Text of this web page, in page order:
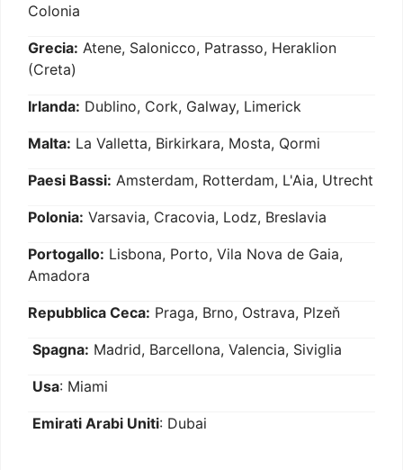
Colonia
Grecia: Atene, Salonicco, Patrasso, Heraklion
(Creta)
Irlanda: Dublino, Cork, Galway, Limerick
Malta: La Valletta, Birkirkara, Mosta, Qormi
Paesi Bassi: Amsterdam, Rotterdam, L'Aia, Utrecht
Polonia: Varsavia, Cracovia, Lodz, Breslavia
Portogallo: Lisbona, Porto, Vila Nova de Gaia,
Amadora
Repubblica Ceca: Praga, Brno, Ostrava, Plzeň
Spagna: Madrid, Barcellona, Valencia, Siviglia
Usa: Miami
Emirati Arabi Uniti: Dubai